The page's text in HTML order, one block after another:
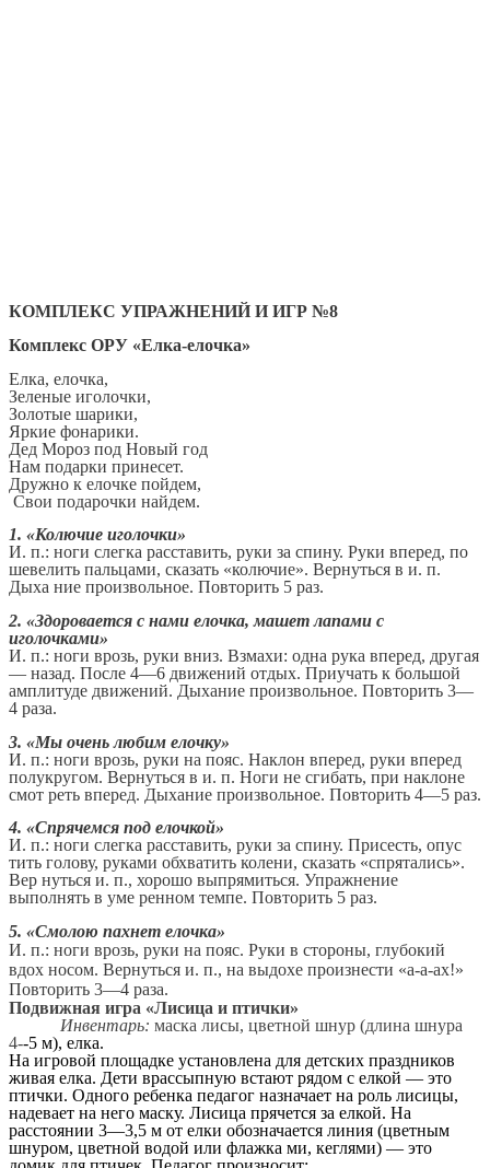
КОМПЛЕКС УПРАЖНЕНИЙ И ИГР №8
Комплекс ОРУ «Елка-елочка»
Елка, елочка,
Зеленые иголочки,
Золотые шарики,
Яркие фонарики.
Дед Мороз под Новый год
Нам подарки принесет.
Дружно к елочке пойдем,
Свои подарочки найдем.
1. «Колючие иголочки»
И. п.: ноги слегка расставить, руки за спину. Руки вперед, по
шевелить пальцами, сказать «колючие». Вернуться в и. п.
Дыха ние произвольное. Повторить 5 раз.
2. «Здоровается с нами елочка, машет лапами с
иголочками»
И. п.: ноги врозь, руки вниз. Взмахи: одна рука вперед, другая
— назад. После 4—6 движений отдых. Приучать к большой
амплитуде движений. Дыхание произвольное. Повторить 3—
4 раза.
3. «Мы очень любим елочку»
И. п.: ноги врозь, руки на пояс. Наклон вперед, руки вперед
полукругом. Вернуться в и. п. Ноги не сгибать, при наклоне
смот реть вперед. Дыхание произвольное. Повторить 4—5 раз.
4. «Спрячемся под елочкой»
И. п.: ноги слегка расставить, руки за спину. Присесть, опус
тить голову, руками обхватить колени, сказать «спрятались».
Вер нуться и. п., хорошо выпрямиться. Упражнение
выполнять в уме ренном темпе. Повторить 5 раз.
5. «Смолою пахнет елочка»
И. п.: ноги врозь, руки на пояс. Руки в стороны, глубокий
вдох носом. Вернуться и. п., на выдохе произнести «а-а-ах!»
Повторить 3—4 раза.
Подвижная игра «Лисица и птички»
Инвентарь: маска лисы, цветной шнур (длина шнура
4--5 м), елка.
На игровой площадке установлена для детских праздников
живая елка. Дети врассыпную встают рядом с елкой — это
птички. Одного ребенка педагог назначает на роль лисицы,
надевает на него маску. Лисица прячется за елкой. На
расстоянии 3—3,5 м от елки обозначается линия (цветным
шнуром, цветной водой или флажка ми, кеглями) — это